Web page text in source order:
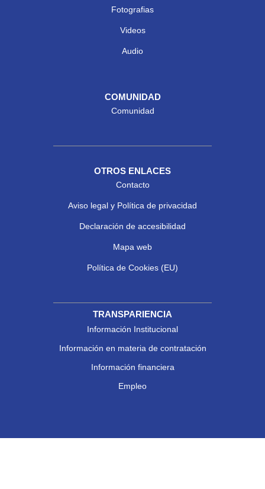
Fotografias
Videos
Audio
COMUNIDAD
Comunidad
OTROS ENLACES
Contacto
Aviso legal y Política de privacidad
Declaración de accesibilidad
Mapa web
Política de Cookies (EU)
TRANSPARIENCIA
Información Institucional
Información en materia de contratación
Información financiera
Empleo